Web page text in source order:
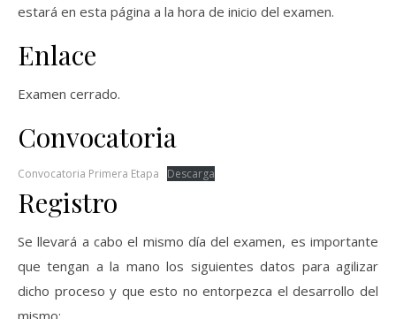
estará en esta página a la hora de inicio del examen.
Enlace
Examen cerrado.
Convocatoria
Convocatoria Primera Etapa Descarga
Registro
Se llevará a cabo el mismo día del examen, es importante
que tengan a la mano los siguientes datos para agilizar
dicho proceso y que esto no entorpezca el desarrollo del
mismo: